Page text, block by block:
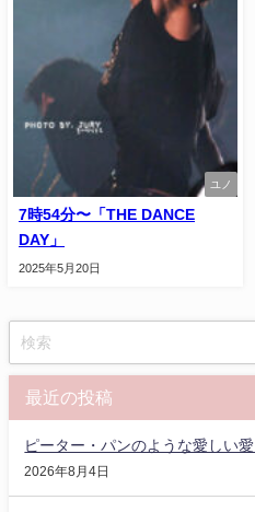
ユノ
7時54分〜「THE DANCE
DAY」
2025年5月20日
最近の投稿
ピーター・パンのような愛しい
2026年8月4日